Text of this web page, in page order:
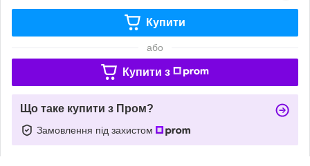
Купити
або
Купити з
Що таке купити з Пром?
Замовлення під захистом